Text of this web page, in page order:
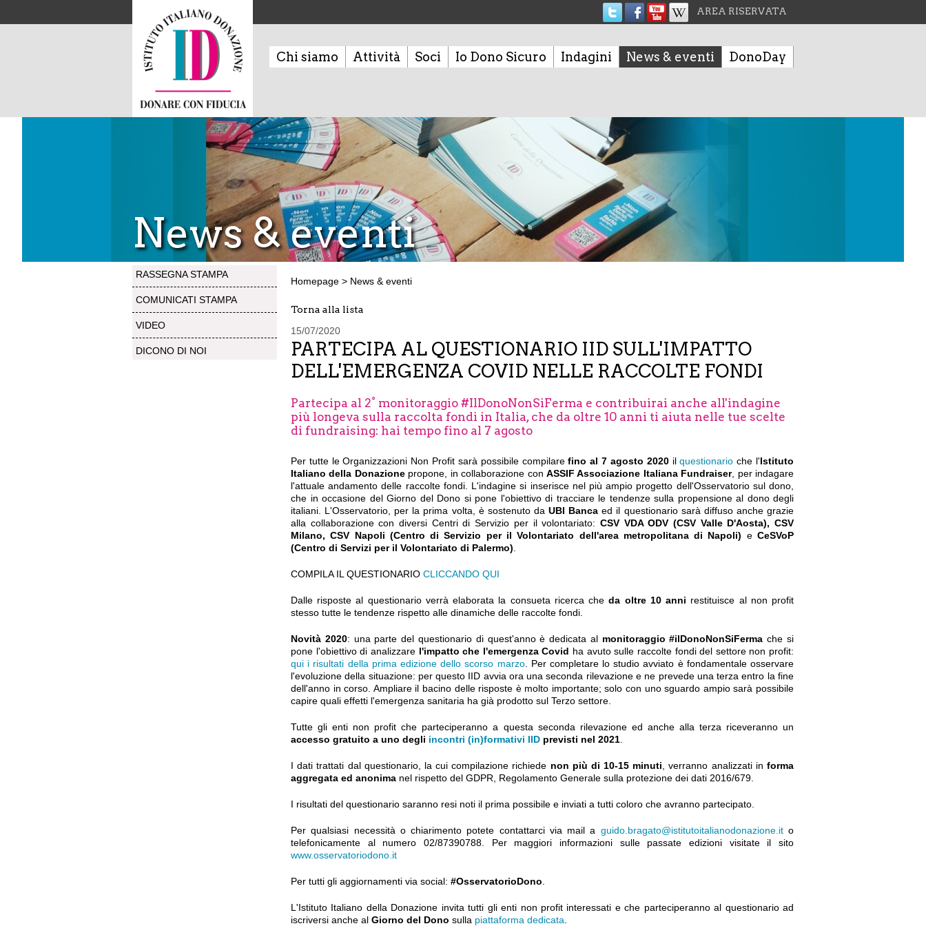
AREA RISERVATA
Chi siamo Attività Soci Io Dono Sicuro Indagini News & eventi DonoDay
News & eventi
RASSEGNA STAMPA
COMUNICATI STAMPA
VIDEO
DICONO DI NOI
Homepage > News & eventi
Torna alla lista
15/07/2020
PARTECIPA AL QUESTIONARIO IID SULL'IMPATTO
DELL'EMERGENZA COVID NELLE RACCOLTE FONDI
Partecipa al 2° monitoraggio #IlDonoNonSiFerma e contribuirai anche all'indagine
più longeva sulla raccolta fondi in Italia, che da oltre 10 anni ti aiuta nelle tue scelte
di fundraising: hai tempo fino al 7 agosto
Per tutte le Organizzazioni Non Profit sarà possibile compilarefino al 7 agosto 2020ilquestionario che l'Istituto
Italiano della Donazionepropone, in collaborazione con ASSIF Associazione Italiana Fundraiser, per indagare
l'attuale andamento delle raccolte fondi. L'indagine si inserisce nel più ampio progetto dell'Osservatorio sul dono,
che in occasione del Giorno del Dono si pone l'obiettivo di tracciare le tendenze sulla propensione al dono degli
italiani. L'Osservatorio, per la prima volta, è sostenuto daUBI Banca ed il questionario sarà diffuso anche grazie
alla collaborazione con diversi Centri di Servizio per il volontariato: CSV VDA ODV (CSV Valle D'Aosta), CSV
Milano, CSV Napoli (Centro di Servizio per il Volontariato dell'area metropolitana di Napoli) eCeSVoP
(Centro di Servizi per il Volontariato di Palermo)
COMPILA IL QUESTIONARIO CLICCANDO QUI
Dalle risposte al questionario verrà elaborata la consueta ricerca cheda oltre 10 anni restituisce al non profit
stesso tutte le tendenze rispetto alle dinamiche delle raccolte fondi.
Novità 2020: una parte del questionario di quest'anno è dedicata al monitoraggio #ilDonoNonSiFerma che si
pone l'obiettivo di analizzare l'impatto che l'emergenza Covid ha avuto sulle raccolte fondi del settore non profit:
qui i risultati della prima edizione dello scorso marzo. Per completare lo studio avviato è fondamentale osservare
l'evoluzione della situazione: per questo IID avvia ora una seconda rilevazione e ne prevede una terza entro la fine
dell'anno in corso. Ampliare il bacino delle risposte è molto importante; solo con uno sguardo ampio sarà possibile
capire quali effetti l'emergenza sanitaria ha già prodotto sul Terzo settore.
Tutte gli enti non profit che parteciperanno a questa seconda rilevazione ed anche alla terza riceveranno un
accesso gratuito a uno degli incontri (in)formativi IID previsti nel 2021
I dati trattati dal questionario, la cui compilazione richiede non più di 10-15 minuti , verranno analizzati informa
aggregata ed anonima nel rispetto del GDPR, Regolamento Generale sulla protezione dei dati 2016/679.
I risultati del questionario saranno resi noti il prima possibile e inviati a tutti coloro che avranno partecipato.
Per qualsiasi necessità o chiarimento potete contattarci via mail a guido.bragato@istitutoitalianodonazione.ito
telefonicamente al numero 02/87390788. Per maggiori informazioni sulle passate edizioni visitate il sito
www.osservatoriodono.it
Per tutti gli aggiornamenti via social: #OsservatorioDono
L'Istituto Italiano della Donazione invita tutti gli enti non profit interessati e che parteciperanno al questionario ad
iscriversi anche al Giorno del Dono sulla piattaforma dedicata